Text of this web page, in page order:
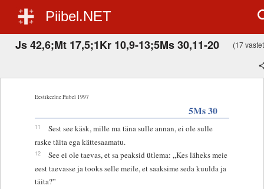
Piibel.NET
Js 42,6;Mt 17,5;1Kr 10,9-13;5Ms 30,11-20 (17
Eestikeelne Piibel 1997
5Ms 30
11
Sest see käsk, mille ma täna sulle annan, ei ole sulle
raske täita ega kättesaamatu.
12
See ei ole taevas, et sa peaksid ütlema: „Kes läheks meie
eest taevasse ja tooks selle meile, et saaksime seda kuulda ja
täita?”